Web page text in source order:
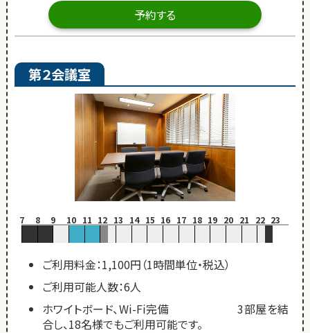
予約する
第２会議室
7 8 9 10 11 12 13 14 15 16 17 18 19 20 21 22 23
ご利用料金：1,100円（1時間単位・税込）
ご利用可能人数：6人
ホワイトボード、Wi-Fi完備 3部屋を結
合し、18名様でもご利用可能です。